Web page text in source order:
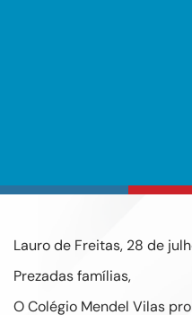
Lauro de Freitas, 28 de
Prezadas famílias,
O Colégio Mendel Vilas